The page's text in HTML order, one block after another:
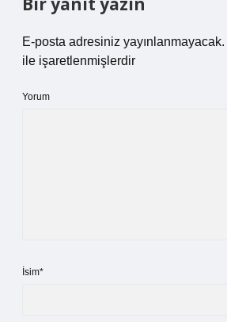
E-posta adresiniz yayınlanmayacak.
ile işaretlenmişlerdir
Yorum
İsim*